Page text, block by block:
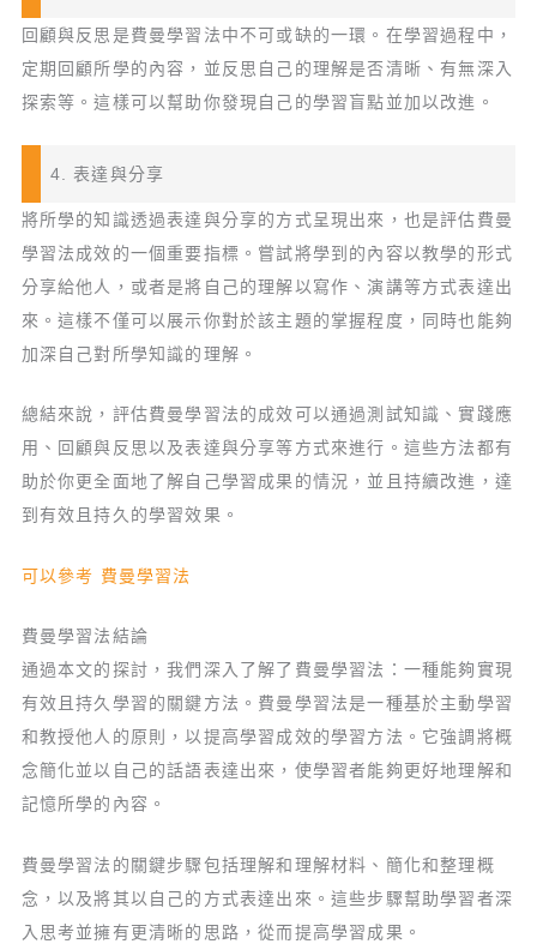
回顧與反思是費曼學習法中不可或缺的一環。在學習過程中，
定期回顧所學的內容，並反思自己的理解是否清晰、有無深入
探索等。這樣可以幫助你發現自己的學習盲點並加以改進。
4. 表達與分享
將所學的知識透過表達與分享的方式呈現出來，也是評估費曼
學習法成效的一個重要指標。嘗試將學到的內容以教學的形式
分享給他人，或者是將自己的理解以寫作、演講等方式表達出
來。這樣不僅可以展示你對於該主題的掌握程度，同時也能夠
加深自己對所學知識的理解。
總結來說，評估費曼學習法的成效可以通過測試知識、實踐應
用、回顧與反思以及表達與分享等方式來進行。這些方法都有
助於你更全面地了解自己學習成果的情況，並且持續改進，達
到有效且持久的學習效果。
可以參考 費曼學習法
費曼學習法結論
通過本文的探討，我們深入了解了費曼學習法：一種能夠實現
有效且持久學習的關鍵方法。費曼學習法是一種基於主動學習
和教授他人的原則，以提高學習成效的學習方法。它強調將概
念簡化並以自己的話語表達出來，使學習者能夠更好地理解和
記憶所學的內容。
費曼學習法的關鍵步驟包括理解和理解材料、簡化和整理概
念，以及將其以自己的方式表達出來。這些步驟幫助學習者深
入思考並擁有更清晰的思路，從而提高學習成果。